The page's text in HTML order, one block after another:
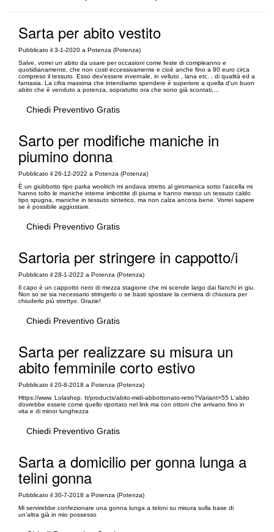
Sarta per abito vestito
Pubblicato il 3-1-2020 a Potenza (Potenza)
Salve, vorrei un abito da usare per occasioni come feste di compleanno e
quotidianamente, che non costi eccessivamente e cioè anche fino a 90 euro circa
compreso il tessuto. Esso dev'essere invernale, in velluto , lana etc. , di qualità ed a
fantasia. La cifra massima che intendiamo spendere è superiore a quella d'un buon
abito che è venduto a potenza, sopratutto ora che sono già scontati,...
Chiedi Preventivo Gratis
Sarto per modifiche maniche in
piumino donna
Pubblicato il 26-12-2022 a Potenza (Potenza)
È un giubbotto tipo parka woolrich mi andava stretto al giromanica sotto l’ascella mi
hanno tolto le maniche interne imbottite di piuma e hanno messo un tessuto caldo
tipo spugna, maniche in tessuto sintetico, ma non calza ancora bene. Vorrei sapere
se è possibile aggiustare.
Chiedi Preventivo Gratis
Sartoria per stringere in cappotto/i
Pubblicato il 28-1-2022 a Potenza (Potenza)
Il capo è un cappotto nero di mezza stagione che mi scende largo dai fianchi in giu.
Non so se sia necessario stringerlo o se basti spostare la cerniera di chiusura per
chiuderlo più strettyo. Grazie!
Chiedi Preventivo Gratis
Sarta per realizzare su misura un
abito femminile corto estivo
Pubblicato il 20-8-2018 a Potenza (Potenza)
Https://www. Lolashop. It/products/abito-midi-abbottonato-retro?Variant=55 L'abito
dovrebbe essere come quello riportato nel link ma con ottoni che arrivano fino in
vita e di minor lunghezza
Chiedi Preventivo Gratis
Sarta a domicilio per gonna lunga a
telini gonna
Pubblicato il 30-7-2018 a Potenza (Potenza)
Mi servirebbe confezionare una gonna lunga a teloni su misura sulla base di
un'altra già in mio possesso